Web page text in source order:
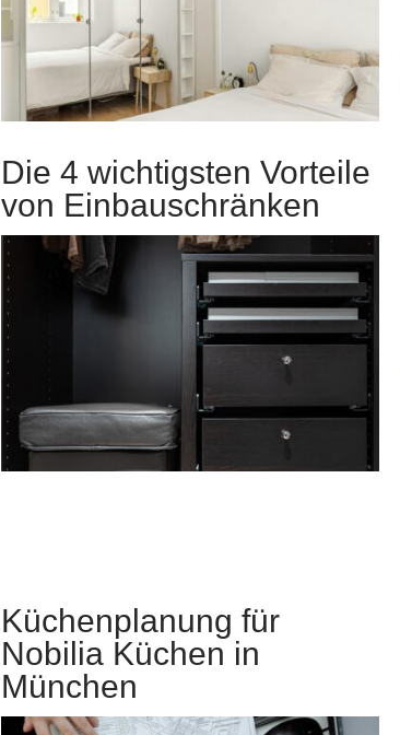
Die 4 wichtigsten Vorteile
von Einbauschränken
Küchenplanung für
Nobilia Küchen in
München